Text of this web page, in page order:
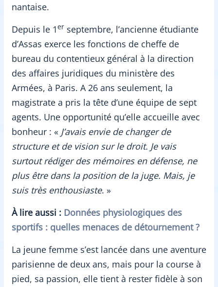
nantaise.
Depuis le 1er septembre, l’ancienne étudiante
d’Assas exerce les fonctions de cheffe de
bureau du contentieux général à la direction
des affaires juridiques du ministère des
Armées, à Paris. A 26 ans seulement, la
magistrate a pris la tête d’une équipe de sept
agents. Une opportunité qu’elle accueille avec
bonheur : « J’avais envie de changer de
structure et de vision sur le droit. Je vais
surtout rédiger des mémoires en défense, ne
plus être dans la position de la juge. Mais, je
suis très enthousiaste. »
À lire aussi : Données physiologiques des
sportifs : quelles menaces de détournement ?
La jeune femme s’est lancée dans une aventure
parisienne de deux ans, mais pour la course à
pied, sa passion, elle tient à rester fidèle à son